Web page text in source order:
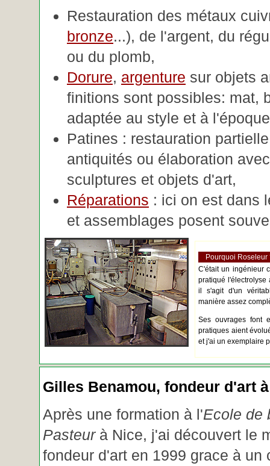
Restauration des métaux
bronze...), de l'argent, du
ou du plomb,
Dorure, argenture sur objets
finitions sont possibles: mat,
adaptée au style et à
Patines : restauration
antiquités ou élaboration
sculptures et objets d'art,
Réparations : ici on est dans
et assemblages posent
Pourquoi Roseleur
C'était un ingénieur
pratiqué l'électrolyse
il s'agit d'un
manière assez
Ses ouvrages font
pratiques aient
et j'ai un exemplaire
Gilles Benamou, fondeur d'art
Après une formation à l'Ecole de
Pasteurà Nice, j'ai découvert le
fondeur d'art en 1999 grace à un